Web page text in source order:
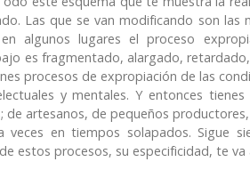
Las que se van modificando son las
algunos lugares el proceso
es fragmentado, alargado,
procesos de expropiación de las
y mentales. Y entonces
de artesanos, de pequeños
en tiempos solapados. Sigue
estos procesos, su especificidad, te va